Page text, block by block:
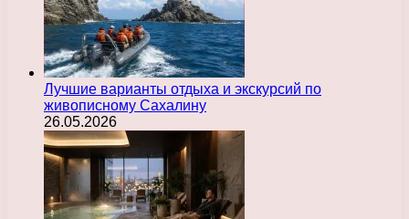
Лучшие варианты отдыха и экскурсий по
живописному Сахалину
26.05.2026